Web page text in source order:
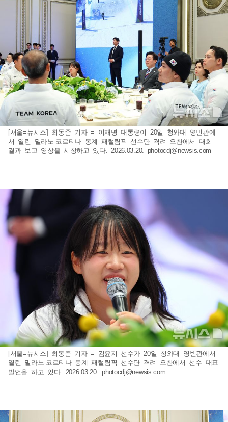
[서울=뉴시스] 최동준 기자 = 이재명 대통령이 20일 청와대 영빈관에
서 열린 밀라노-코르티나 동계 패럴림픽 선수단 격려 오찬에서 대회
결과 보고 영상을 시청하고 있다. 2026.03.20. photocdj@newsis.com
[서울=뉴시스] 최동준 기자 = 김윤지 선수가 20일 청와대 영빈관에서
열린 밀라노-코르티나 동계 패럴림픽 선수단 격려 오찬에서 선수 대표
발언을 하고 있다. 2026.03.20.photocdj@newsis.com